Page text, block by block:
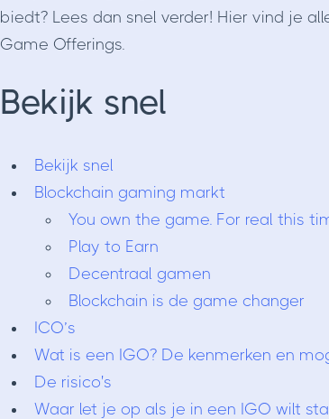
biedt? Lees dan snel verder! Hier vind je
Game Offerings.
Bekijk snel
Bekijk snel
Blockchain gaming markt
You own the game. For real this
Play to Earn
Decentraal gamen
Blockchain is de game changer
​​​​​​​ICO’s
Wat is een IGO? De kenmerken en
De risico's
Waar let je op als je in een IGO wilt